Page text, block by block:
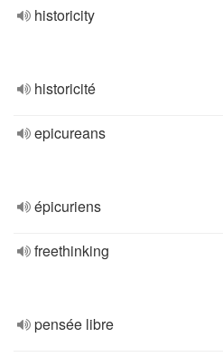
historicity
historicité
epicureans
épicuriens
freethinking
pensée libre